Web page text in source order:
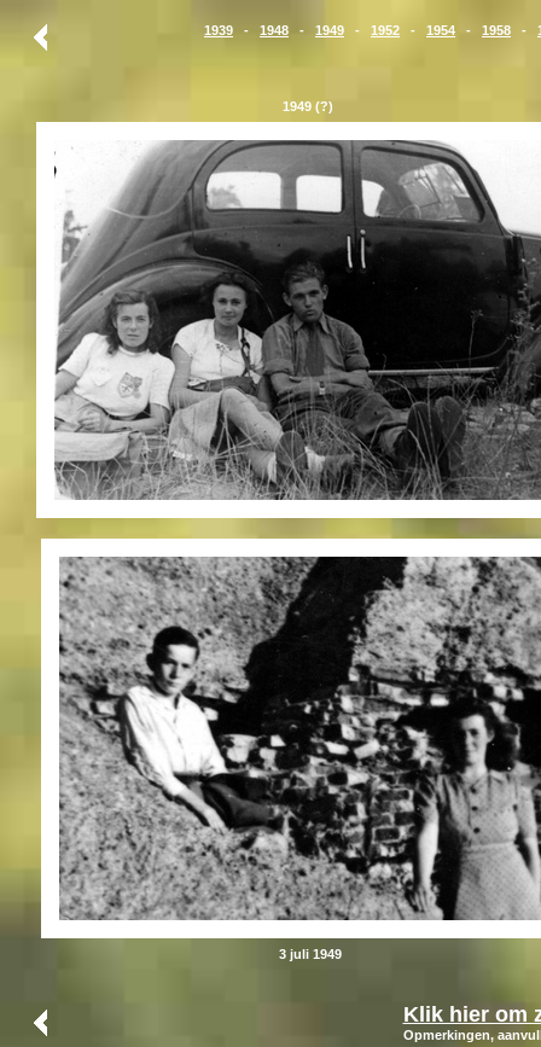
1939 - 1948 - 1949 - 1952 - 1954 - 1958 -
1949 (?)
3 juli 1949
Klik hier om
Opmerkingen,